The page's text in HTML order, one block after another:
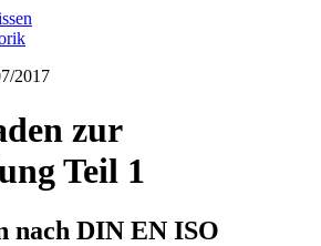
2017
zur
Teil 1
nach DIN EN ISO